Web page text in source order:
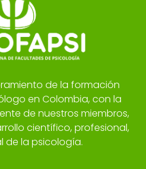
de la formación
en Colombia, con la
de nuestros miembros,
científico, profesional,
de la psicología.